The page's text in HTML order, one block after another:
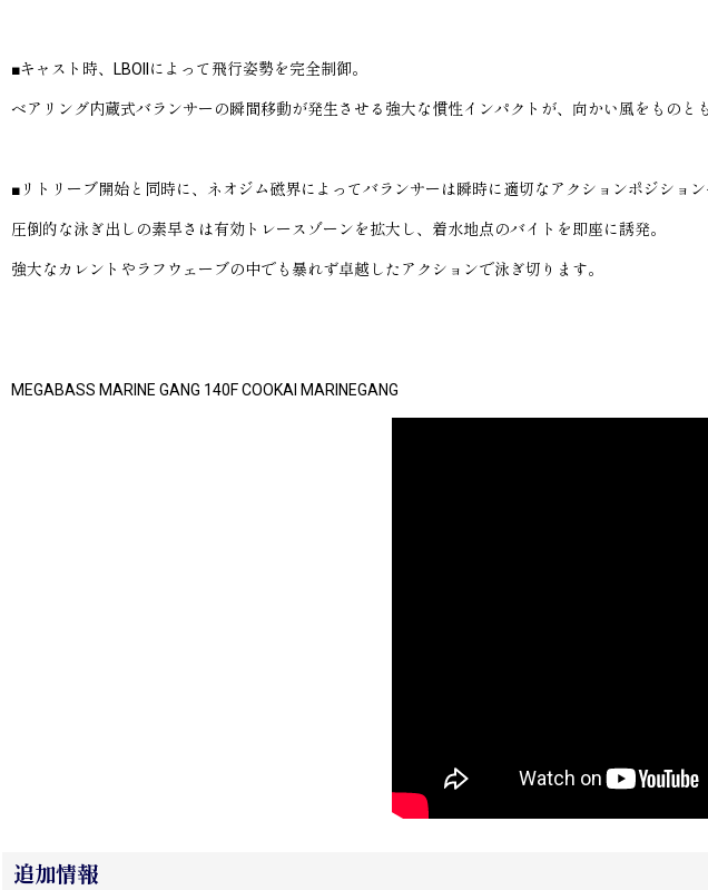
■キャスト時、LBOIIによって飛行姿勢を完全制御。
ベアリング内蔵式バランサーの瞬間移動が発生させる強大な慣性インパクトが、向かい風をものと
■リトリーブ開始と同時に、ネオジム磁界によってバランサーは瞬時に適切なアクションポジション
圧倒的な泳ぎ出しの素早さは有効トレースゾーンを拡大し、着水地点のバイトを即座に誘発。
強大なカレントやラフウェーブの中でも暴れず卓越したアクションで泳ぎ切ります。
MEGABASS MARINE GANG 140F COOKAI MARINEGANG
追加情報